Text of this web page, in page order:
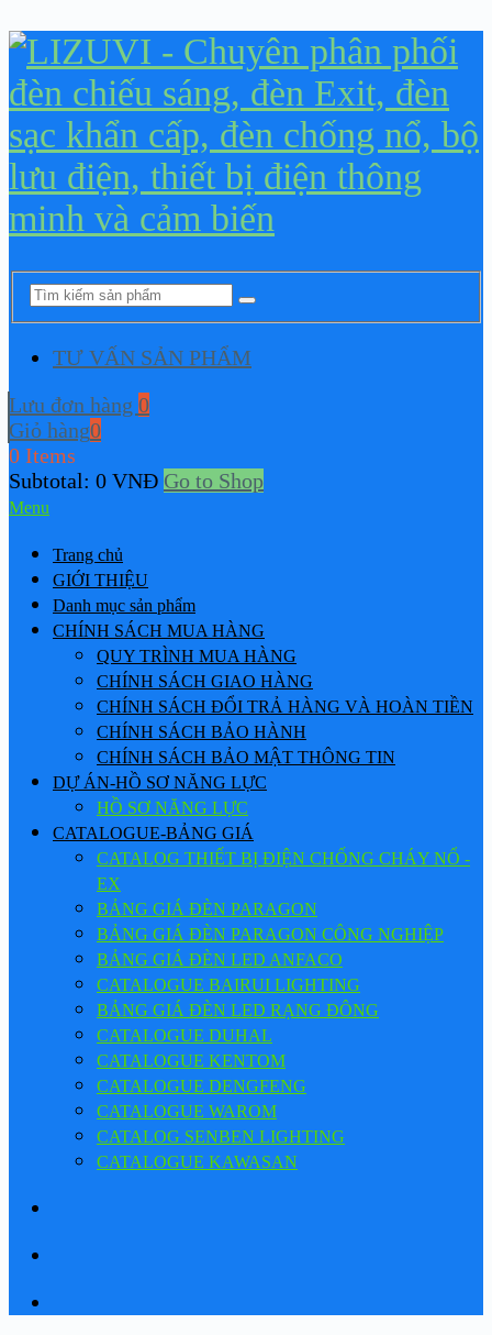
TƯ VẤN SẢN PHẨM
Lưu đơn hàng 0
Giỏ hàng0
0 Items
Subtotal: 0 VNĐ Go to Shop
Menu
Trang chủ
GIỚI THIỆU
Danh mục sản phẩm
CHÍNH SÁCH MUA HÀNG
QUY TRÌNH MUA HÀNG
CHÍNH SÁCH GIAO HÀNG
CHÍNH SÁCH ĐỔI TRẢ HÀNG VÀ HOÀN TIỀN
CHÍNH SÁCH BẢO HÀNH
CHÍNH SÁCH BẢO MẬT THÔNG TIN
DỰ ÁN-HỒ SƠ NĂNG LỰC
HỒ SƠ NĂNG LỰC
CATALOGUE-BẢNG GIÁ
CATALOG THIẾT BỊ ĐIỆN CHỐNG CHÁY NỔ -
EX
BẢNG GIÁ ĐÈN PARAGON
BẢNG GIÁ ĐÈN PARAGON CÔNG NGHIỆP
BẢNG GIÁ ĐÈN LED ANFACO
CATALOGUE BAIRUI LIGHTING
BẢNG GIÁ ĐÈN LED RẠNG ĐÔNG
CATALOGUE DUHAL
CATALOGUE KENTOM
CATALOGUE DENGFENG
CATALOGUE WAROM
CATALOG SENBEN LIGHTING
CATALOGUE KAWASAN